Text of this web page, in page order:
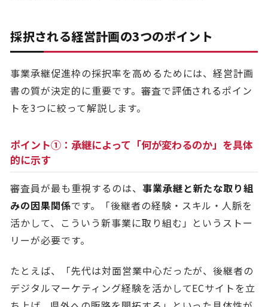
採択される経営計画の3つのポイント
事業承継促進枠の採択率を高めるためには、経営計画
書の質が決定的に重要です。審査で評価されるポイン
トを3つに絞って解説します。
ポイント①：承継によって「何が変わるのか」を具体
的に示す
審査員が最も重視するのは、 事業承継と新たな取り組
みの因果関係です。「後継者の経験・スキル・人脈を
活かして、こういう新事業に取り組む」というストー
リーが必要です。
たとえば、「先代は対面営業中心だったが、後継者の
デジタルマーケティング経験を活かしてECサイトを立